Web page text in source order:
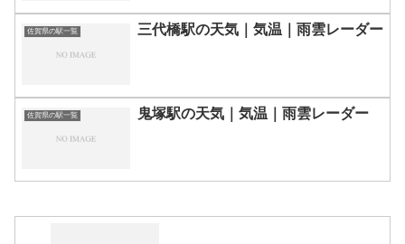
佐賀県の駅一覧 三代橋駅の天気｜気温｜雨雲レーダー
佐賀県の駅一覧 鬼塚駅の天気｜気温｜雨雲レーダー